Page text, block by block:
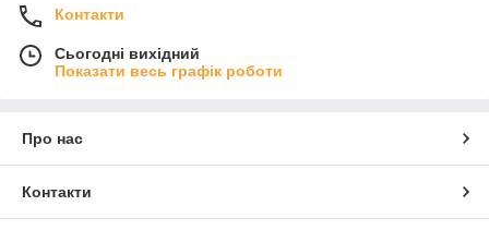
Контакти
Сьогодні вихідний
Показати весь графік роботи
Про нас
Контакти